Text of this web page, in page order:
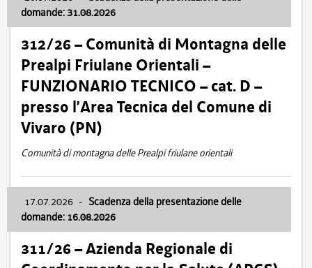
domande: 31.08.2026
312/26 – Comunità di Montagna delle
Prealpi Friulane Orientali –
FUNZIONARIO TECNICO – cat. D –
presso l’Area Tecnica del Comune di
Vivaro (PN)
Comunità di montagna delle Prealpi friulane orientali
17.07.2026 - Scadenza della presentazione delle
domande: 16.08.2026
311/26 – Azienda Regionale di